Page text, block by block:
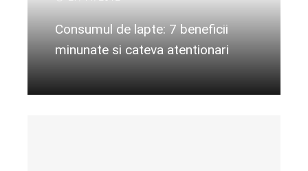
Consumul de lapte: 7 beneficii
minunate si cateva atentionari